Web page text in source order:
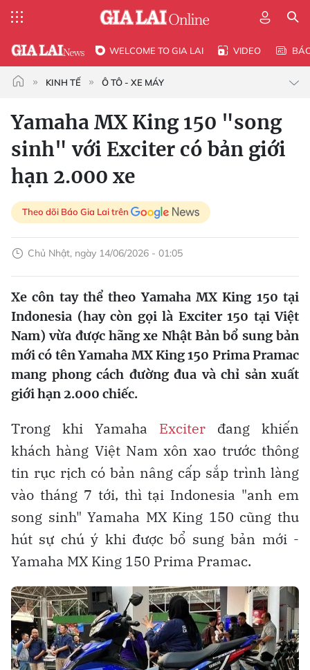
WELCOME TO GIA LAI VIDEO
KINH TẾ Ô TÔ - XE MÁY
Yamaha MX King 150 "song
sinh" với Exciter có bản giới
hạn 2.000 xe
Theo dõi Báo Gia Lai trên
Chủ Nhật, ngày 14/06/2026 - 01:05
Xe côn tay thể theo Yamaha MX King 150 tại
Indonesia (hay còn gọi là Exciter 150 tại Việt
Nam) vừa được hãng xe Nhật Bản bổ sung bản
mới có tên Yamaha MX King 150 Prima Pramac
mang phong cách đường đua và chỉ sản xuất
giới hạn 2.000 chiếc.
Trong khi Yamaha Exciter đang khiến
khách hàng Việt Nam xôn xao trước thông
tin rục rịch có bản nâng cấp sắp trình làng
vào tháng 7 tới, thì tại Indonesia "anh em
song sinh" Yamaha MX King 150 cũng thu
hút sự chú ý khi được bổ sung bản mới -
Yamaha MX King 150 Prima Pramac.